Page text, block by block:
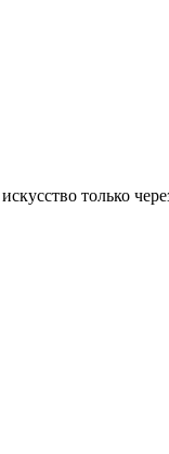
только